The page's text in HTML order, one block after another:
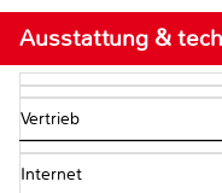
Ausstattung &
Vertrieb
Internet